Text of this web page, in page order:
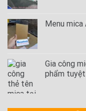
Menu
Gia công
phẩm